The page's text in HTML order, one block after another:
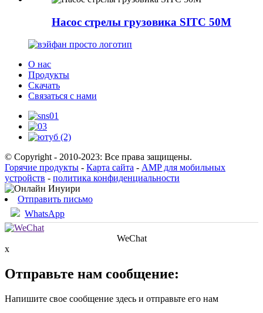
Насос стрелы грузовика SITC 50M
О нас
Продукты
Скачать
Связаться с нами
© Copyright - 2010-2023: Все права защищены.
Горячие продукты - Карта сайта - AMP для мобильных
устройств - политика конфиденциальности
Отправить письмо
WhatsApp
WeChat
x
Отправьте нам сообщение:
Напишите свое сообщение здесь и отправьте его нам